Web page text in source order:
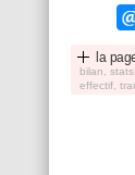
la
bilan,
effectif,